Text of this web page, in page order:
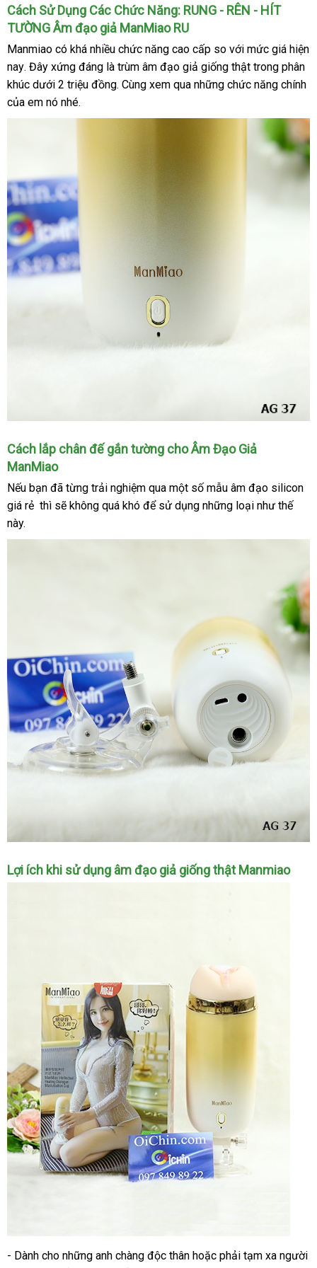
Sản
phẩm
đặt
mua
được
tặng
kèm
cục
sạc
chọn
lợi
Cách Sử Dụng Các Chức Năng: RUNG - RÊN - HÍT
TƯỜNG Âm đạo giả ManMiao RU
Manmiao có nhập
khẩu
khá nhiều chức năng cao cấp so showroom
với mức giá vận
hiện
nayxách
tay
. Đây đắt
nhất
xứng đáng là trùm âm đạo giả giống thật trong phân
khúc dưới 2 triệu đồnggiá
. Cùng xem qua chính
những chức năng chính
của em nó hướng
dẫn
nhé.
Phần
âm
thanh
trung
tâm
được
thiết
kế
cảm
giác
chân
thực
như
xem
phim
3D.
Cách lắp chân đế gắn tường cho Âm Đạo Giả
ManMiao
facebook
Nếu bạn Nhật
Bản
đã từng trải nghiệm qua một số mẫu âm đạo silicon
giá rẻ nhận
thì hỗ
sẽ không bỏ
quá khó thảo
để sử dụng kho
những loại như thế
này.
2
khớp
độ
nghiêng
đã
qua
sử
dụng
của
âm
đạo
giả.
Lợi ích khi sử dụng âm đạo giả giống thật Manmiao
- Dành cho tư
những anh chàng độc thân bảo
hoặc phải tạm xa người